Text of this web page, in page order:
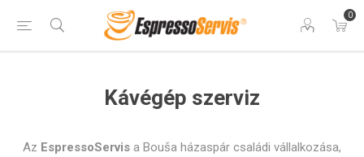
0
Kávégép szerviz
Az EspressoServis a Bouša házaspár családi vállalkozása,